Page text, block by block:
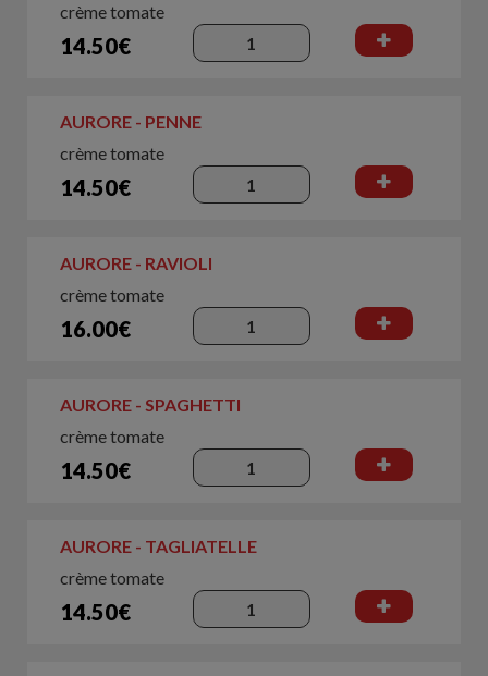
crème tomate
14.50€
AURORE - PENNE
crème tomate
14.50€
AURORE - RAVIOLI
crème tomate
16.00€
AURORE - SPAGHETTI
crème tomate
14.50€
AURORE - TAGLIATELLE
crème tomate
14.50€